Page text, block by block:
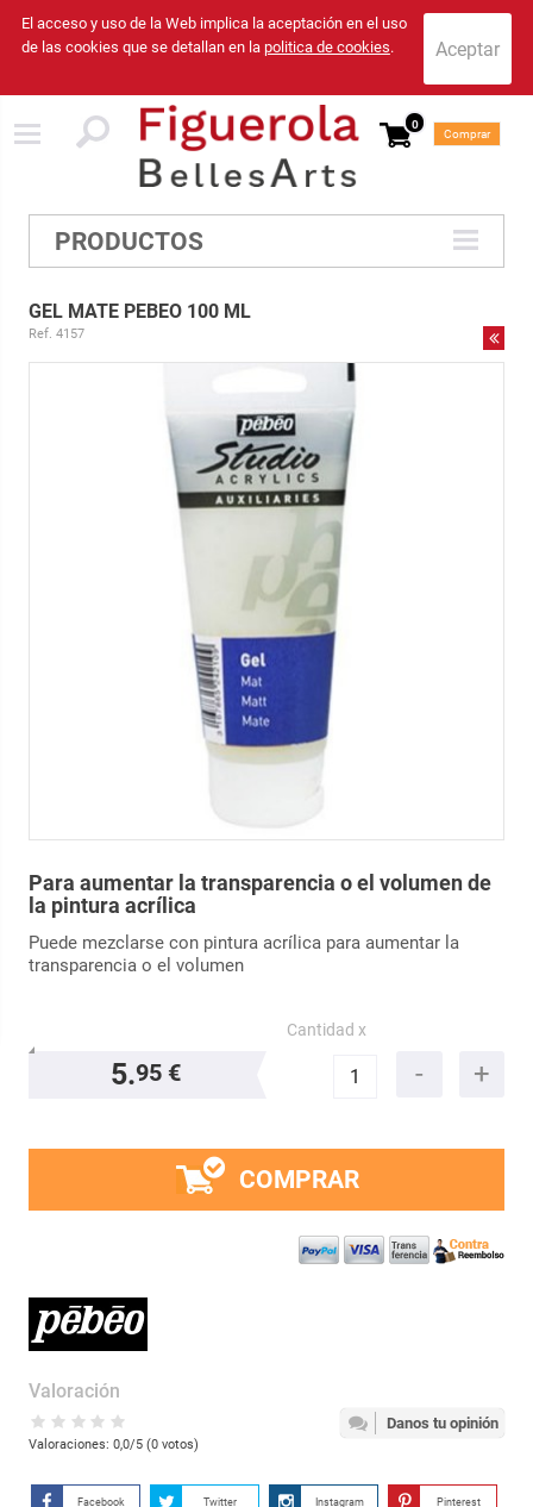
El acceso y uso de la Web implica la aceptación en el uso
de las cookies que se detallan en la politica de cookies.
0
Comprar
PRODUCTOS
GEL MATE PEBEO 100 ML
Ref. 4157
Para aumentar la transparencia o el volumen de
la pintura acrílica
Puede mezclarse con pintura acrílica para aumentar la
transparencia o el volumen
5.95 €
Cantidad x
COMPRAR
Danos tu opinión
Valoración
Valoraciones: 0,0/5 (0votos)
Facebook Twitter Instagram Pinterest